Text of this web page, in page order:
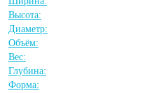
Высота:
Диаметр:
Объём:
Вес:
Глубина:
Форма: